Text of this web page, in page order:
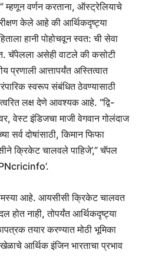
वर्णन करताना, ऑस्ट्रेलियाचे
केले आहे की आर्थिकदृष्ट्या
हानी पोहोचवून स्वत: ची सेवा
चॅपेलला असेही वाटले की कसोटी
प्रणाली आत्तापर्यंत अस्तित्वात
स्वरूप संबंधित ठेवण्यासाठी
त्वरित लक्ष देणे आवश्यक आहे. “द्वि-
वेस्ट इंडिजचा माजी वेगवान गोलंदाज
सर्व दोषांसाठी, किमान फिफा
क्रिकेट चालवले पाहिजे’,” चॅपल
आहे. आयसीसी क्रिकेट चालवत
होत नाही, तोपर्यंत आर्थिकदृष्ट्या
तयार करण्यात मोठी भूमिका
आर्थिक इंजिन भारताचा प्रभाव